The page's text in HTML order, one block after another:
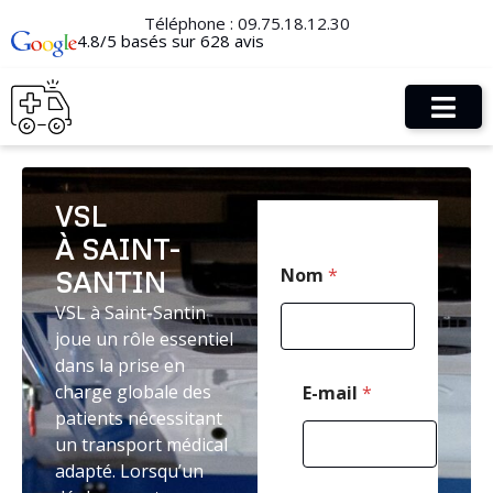
Téléphone : 09.75.18.12.30
4.8/5 basés sur 628 avis
VSL
À SAINT-
SANTIN
VSL à Saint-Santin
joue un rôle essentiel
dans la prise en
charge globale des
patients nécessitant
un transport médical
adapté. Lorsqu’un
é
l
p
Nom *
E-mail *